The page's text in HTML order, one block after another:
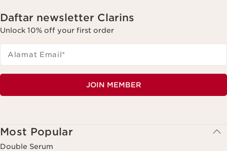
Daftar newsletter Clarins
Unlock 10% off your first order
Alamat Email*
JOIN MEMBER
Most Popular
Double Serum